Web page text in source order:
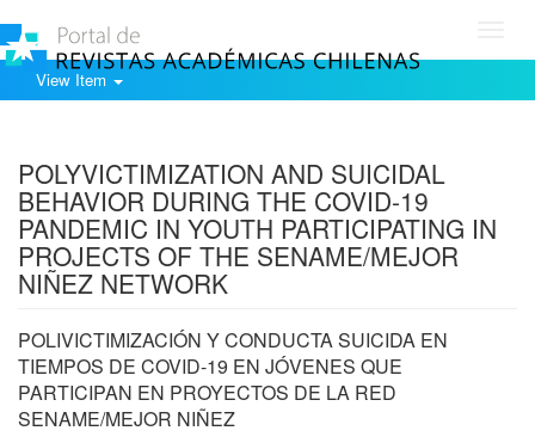
View Item
POLYVICTIMIZATION AND SUICIDAL
BEHAVIOR DURING THE COVID-19
PANDEMIC IN YOUTH PARTICIPATING IN
PROJECTS OF THE SENAME/MEJOR
NIÑEZ NETWORK
POLIVICTIMIZACIÓN Y CONDUCTA SUICIDA EN
TIEMPOS DE COVID-19 EN JÓVENES QUE
PARTICIPAN EN PROYECTOS DE LA RED
SENAME/MEJOR NIÑEZ